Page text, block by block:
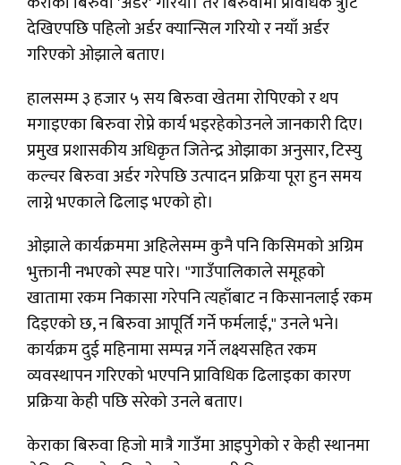
देखिएपछि पहिलो अर्डर क्यान्सिल गरियो र नयाँ अर्डर
गरिएको ओझाले बताए।
हालसम्म ३ हजार ५ सय बिरुवा खेतमा रोपिएको र थप
मगाइएका बिरुवा राेप्ने कार्य भइरहेकाेउनले जानकारी दिए।
प्रमुख प्रशासकीय अधिकृत जितेन्द्र ओझाका अनुसार, टिस्यु
कल्चर बिरुवा अर्डर गरेपछि उत्पादन प्रक्रिया पूरा हुन समय
लाग्ने भएकाले ढिलाइ भएको हो।
ओझाले कार्यक्रममा अहिलेसम्म कुनै पनि किसिमको अग्रिम
भुक्तानी नभएको स्पष्ट पारे। "गाउँपालिकाले समूहको
खातामा रकम निकासा गरेपनि त्यहाँबाट न किसानलाई रकम
दिइएको छ, न बिरुवा आपूर्ति गर्ने फर्मलाई," उनले भने।
कार्यक्रम दुई महिनामा सम्पन्न गर्ने लक्ष्यसहित रकम
व्यवस्थापन गरिएको भएपनि प्राविधिक ढिलाइका कारण
प्रक्रिया केही पछि सरेको उनले बताए।
केराका बिरुवा हिजो मात्रै गाउँमा आइपुगेको र केही स्थानमा